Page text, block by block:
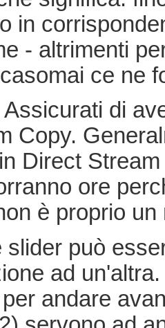
in
- altrimenti
ce ne
Assicurati di
Copy.
Direct
ore
è proprio
slider può
ad
andare